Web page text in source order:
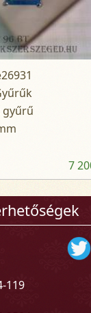
gyűrű
7
119